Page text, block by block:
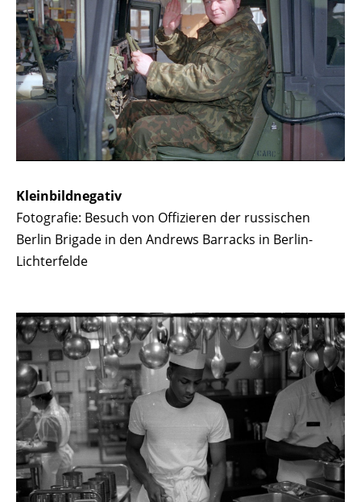
Kleinbildnegativ
Fotografie: Besuch von Offizieren der russischen
Berlin Brigade in den Andrews Barracks in Berlin-
Lichterfelde